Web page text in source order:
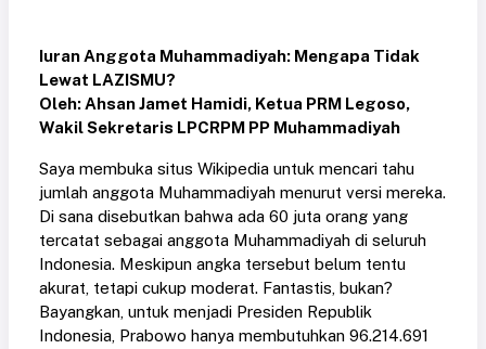
Iuran Anggota Muhammadiyah: Mengapa Tidak
Lewat LAZISMU?
Oleh: Ahsan Jamet Hamidi, Ketua PRM Legoso,
Wakil Sekretaris LPCRPM PP Muhammadiyah
Saya membuka situs Wikipedia untuk mencari tahu
jumlah anggota Muhammadiyah menurut versi mereka.
Di sana disebutkan bahwa ada 60 juta orang yang
tercatat sebagai anggota Muhammadiyah di seluruh
Indonesia. Meskipun angka tersebut belum tentu
akurat, tetapi cukup moderat. Fantastis, bukan?
Bayangkan, untuk menjadi Presiden Republik
Indonesia, Prabowo hanya membutuhkan 96.214.691